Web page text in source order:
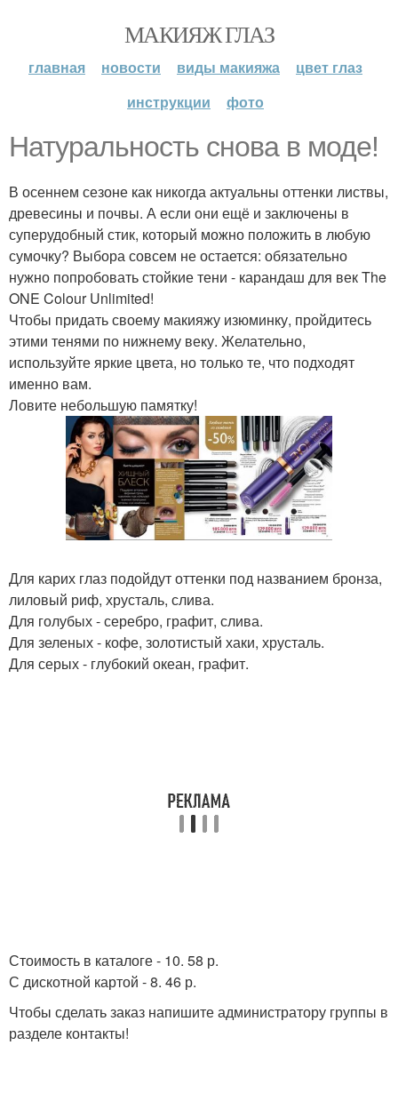
МАКИЯЖ ГЛАЗ
главная новости виды макияжа
цвет глаз
инструкции
фото
Натуральность снова в моде!
В осеннем сезоне как никогда актуальны оттенки листвы,
древесины и почвы. А если они ещё и заключены в
суперудобный стик, который можно положить в любую
сумочку? Выбора совсем не остается: обязательно
нужно попробовать стойкие тени - карандаш для век The
ONE Colour Unlimited!
Чтобы придать своему макияжу изюминку, пройдитесь
этими тенями по нижнему веку. Желательно,
используйте яркие цвета, но только те, что подходят
именно вам.
Ловите небольшую памятку!
Для карих глаз подойдут оттенки под названием бронза,
лиловый риф, хрусталь, слива.
Для голубых - серебро, графит, слива.
Для зеленых - кофе, золотистый хаки, хрусталь.
Для серых - глубокий океан, графит.
Стоимость в каталоге - 10. 58 р.
С дискотной картой - 8. 46 р.
Чтобы сделать заказ напишите администратору группы в
разделе контакты!